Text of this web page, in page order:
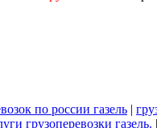
по россии газель |
грузоперевозки газель. |